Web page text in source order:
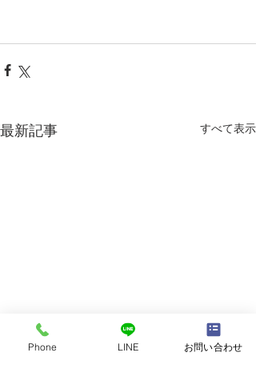
最新記事 すべて表示
Phone LINE お問い合わせ